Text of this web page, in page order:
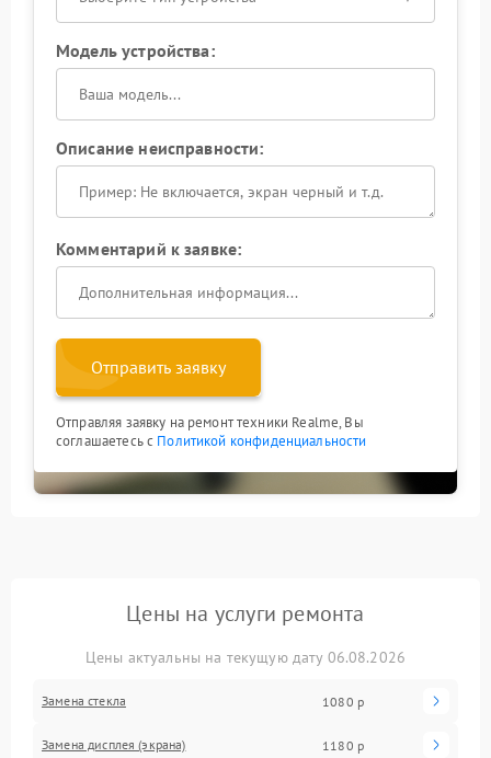
Модель устройства:
Описание неисправности:
Комментарий к заявке:
Отправить заявку
Отправляя заявку на ремонт техники Realme, Вы
соглашаетесь с Политикой конфиденциальности
Цены на услуги ремонта
Цены актуальны на текущую дату 06.08.2026
Замена стекла 1080 р
Замена дисплея (экрана) 1180 р